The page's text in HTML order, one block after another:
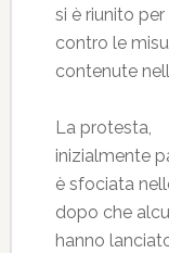
si è riunito
contro le
contenute
La protesta,
inizialmente
è sfociata
dopo che
hanno